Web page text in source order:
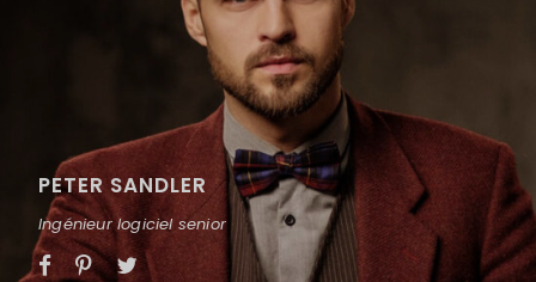
PETER SANDLER
Ingénieur logiciel senior